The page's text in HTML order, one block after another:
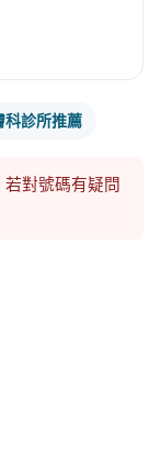
科診所推薦
對號碼有疑問